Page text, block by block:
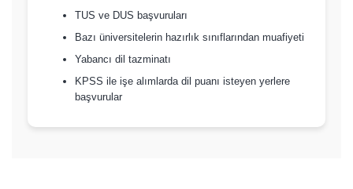
TUS ve DUS başvuruları
Bazı üniversitelerin hazırlık sınıflarından muafiyeti
Yabancı dil tazminatı
KPSS ile işe alımlarda dil puanı isteyen yerlere
başvurular